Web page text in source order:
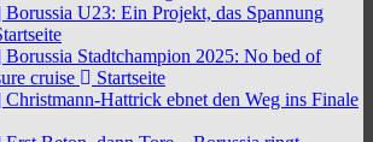
Borussia U23: Ein Projekt, das Spannung
Borussia Stadtchampion 2025: No bed of
cruise
Startseite
Christmann-Hattrick ebnet den Weg ins Finale